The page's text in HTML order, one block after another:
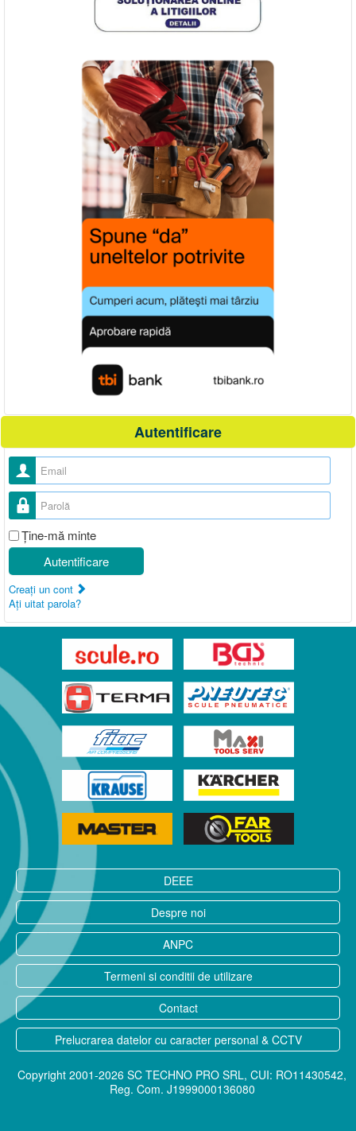
Autentificare
Nume utilizator
Parolă
Ţine-mă minte
Autentificare
Creaţi un cont
Aţi uitat parola?
DEEE
Despre noi
ANPC
Termeni si conditii de utilizare
Contact
Prelucrarea datelor cu caracter personal & CCTV
Copyright 2001-2026 SC TECHNO PRO SRL, CUI: RO11430542,
Reg. Com. J1999000136080